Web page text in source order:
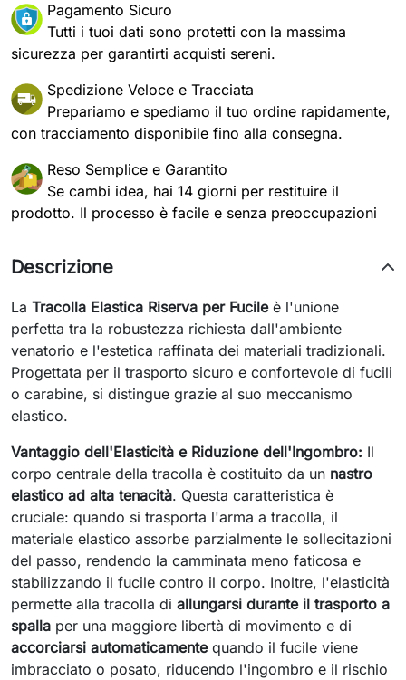
Pagamento Sicuro
Tutti i tuoi dati sono protetti con la massima
sicurezza per garantirti acquisti sereni.
Spedizione Veloce e Tracciata
Prepariamo e spediamo il tuo ordine rapidamente,
con tracciamento disponibile fino alla consegna.
Reso Semplice e Garantito
Se cambi idea, hai 14 giorni per restituire il
prodotto. Il processo è facile e senza preoccupazioni
Descrizione
La Tracolla Elastica Riserva per Fucileè l'unione
perfetta tra la robustezza richiesta dall'ambiente
venatorio e l'estetica raffinata dei materiali tradizionali.
Progettata per il trasporto sicuro e confortevole di fucili
o carabine, si distingue grazie al suo meccanismo
elastico.
Vantaggio dell'Elasticità e Riduzione dell'Ingombro: Il
corpo centrale della tracolla è costituito da un nastro
elastico ad alta tenacità. Questa caratteristica è
cruciale: quando si trasporta l'arma a tracolla, il
materiale elastico assorbe parzialmente le sollecitazioni
del passo, rendendo la camminata meno faticosa e
stabilizzando il fucile contro il corpo. Inoltre, l'elasticità
permette alla tracolla di allungarsi durante il trasporto a
spalla per una maggiore libertà di movimento e di
accorciarsi automaticamentequando il fucile viene
imbracciato o posato, riducendo l'ingombro e il rischio